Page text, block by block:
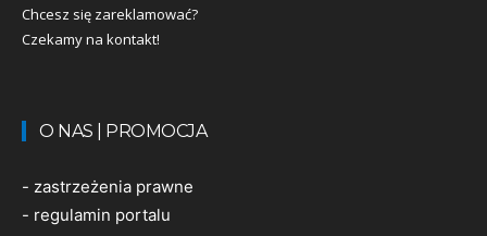
Chcesz się zareklamować?
Czekamy na kontakt!
O NAS | PROMOCJA
- zastrzeżenia prawne
- regulamin portalu